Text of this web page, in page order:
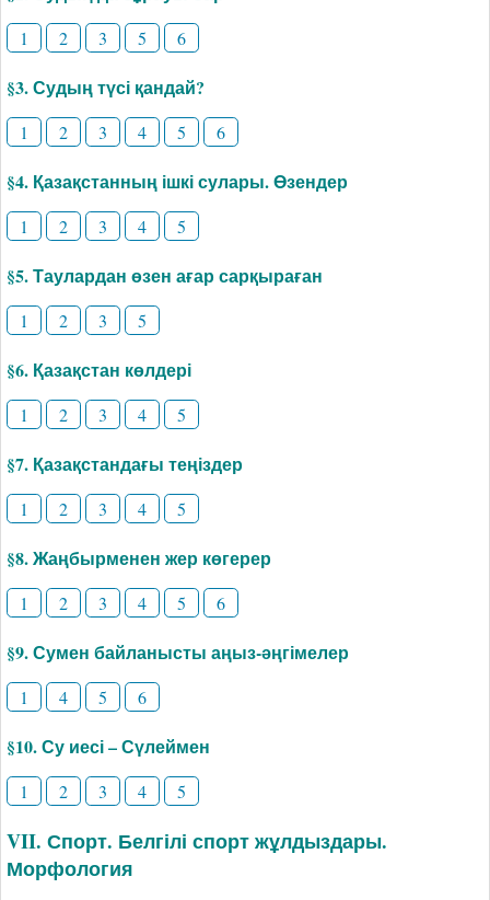
1 2 3 5 6
§3. Судың түсі қандай?
1 2 3 4 5 6
§4. Қазақстанның ішкі сулары. Өзендер
1 2 3 4 5
§5. Таулардан өзен ағар сарқыраған
1 2 3 5
§6. Қазақстан көлдері
1 2 3 4 5
§7. Қазақстандағы теңіздер
1 2 3 4 5
§8. Жаңбырменен жер көгерер
1 2 3 4 5 6
§9. Сумен байланысты аңыз-әңгімелер
1 4 5 6
§10. Су иесі – Сүлеймен
1 2 3 4 5
VII. Спорт. Белгілі спорт жұлдыздары.
Морфология